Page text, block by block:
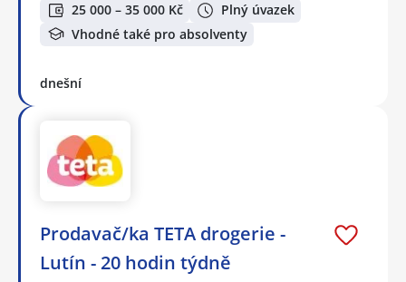
25 000 – 35 000 Kč
Plný úvazek
Vhodné také pro absolventy
dnešní
Prodavač/ka TETA drogerie -
Lutín - 20 hodin týdně